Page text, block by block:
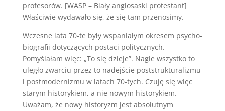
profesorów. [WASP – Biały anglosaski protestant]
Właściwie wydawało się, że się tam przenosimy.
Wczesne lata 70-te były wspaniałym okresem psycho-
biografii dotyczących postaci politycznych.
Pomyślałam więc: „To się dzieje”. Nagle wszystko to
uległo zwarciu przez to nadejście poststrukturalizmu
i postmodernizmu w latach 70-tych. Czuję się więc
starym historykiem, a nie nowym historykiem.
Uważam, że nowy historyzm jest absolutnym